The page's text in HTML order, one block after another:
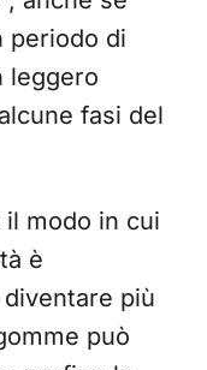
periodo di
leggero
fasi del
modo in cui
è
diventare più
può